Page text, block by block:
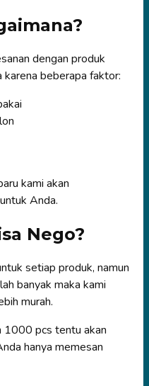
dengan produk
karena beberapa faktor:
kami akan
Anda.
Nego?
setiap produk, namun
banyak maka kami
murah.
1000 pcs tentu akan
hanya memesan